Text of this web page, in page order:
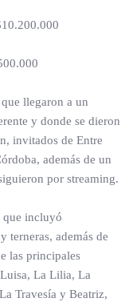
llegaron a un
y donde se dieron
invitados de Entre
además de un
por streaming.
que incluyó
terneras, además de
las principales
La Lilia, La
Travesía y Beatriz,